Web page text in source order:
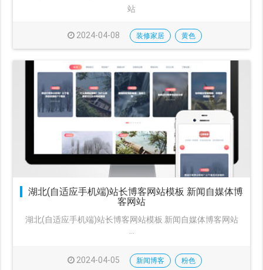
站
2024-04-08 装修家居 黄色
湖北(自适应手机端)站长博客网站模板 新闻自媒体博
客网站
湖北(自适应手机端)站长博客网站模板 新闻自媒体博客网站
···
2024-04-05 新闻博客 粉色